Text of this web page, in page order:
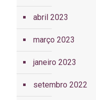
abril 2023
março 2023
janeiro 2023
setembro 2022